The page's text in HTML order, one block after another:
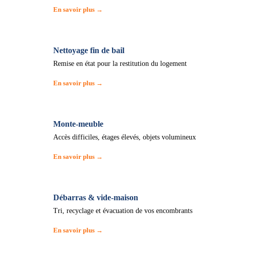
En savoir plus →
Nettoyage fin de bail
Remise en état pour la restitution du logement
En savoir plus →
Monte-meuble
Accès difficiles, étages élevés, objets volumineux
En savoir plus →
Débarras & vide-maison
Tri, recyclage et évacuation de vos encombrants
En savoir plus →